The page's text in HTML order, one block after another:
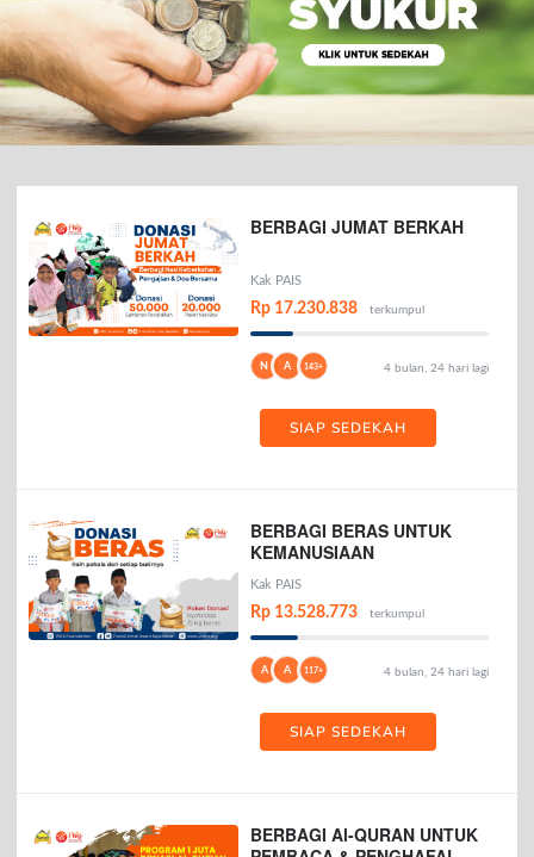
BERBAGI JUMAT BERKAH
Kak PAIS
Rp 17.230.838 terkumpul
N A 143+ 4 bulan, 24 hari lagi
SIAP SEDEKAH
BERBAGI BERAS UNTUK
KEMANUSIAAN
Kak PAIS
Rp 13.528.773 terkumpul
A A 117+ 4 bulan, 24 hari lagi
SIAP SEDEKAH
BERBAGI Al-QURAN UNTUK